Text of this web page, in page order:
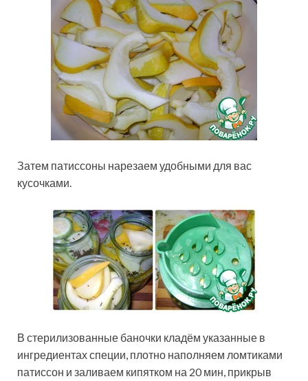
Затем патиссоны нарезаем удобными для вас
кусочками.
В стерилизованные баночки кладём указанные в
ингредиентах специи, плотно наполняем ломтиками
патиссон и заливаем кипятком на 20 мин, прикрыв